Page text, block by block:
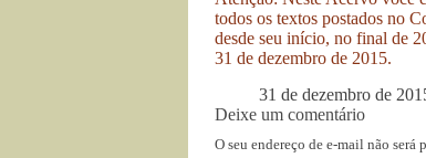
todos os textos postados no
desde seu início, no final de
31 de dezembro de 2015.
31 de dezembro de
Deixe um comentário
O seu endereço de e-mail não será